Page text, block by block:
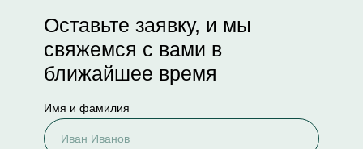
Оставьте заявку, и мы
свяжемся с вами в
ближайшее время
Имя и фамилия